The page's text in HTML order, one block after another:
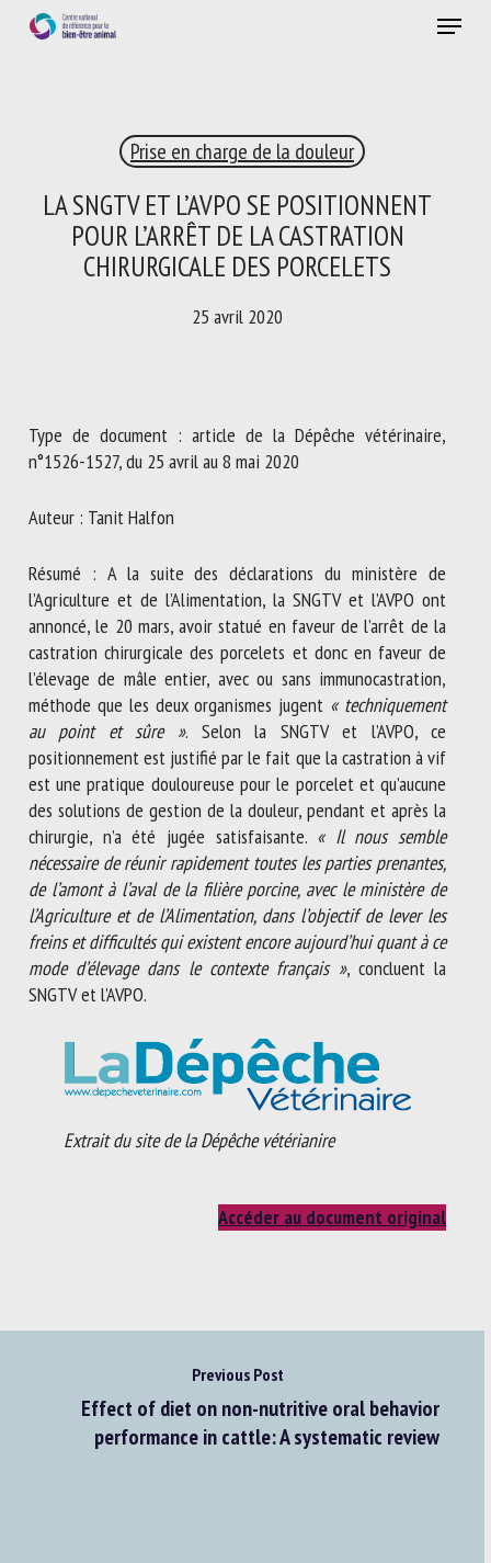
Menu
Prise en charge de la douleur
LA SNGTV ET L’AVPO SE POSITIONNENT
POUR L’ARRÊT DE LA CASTRATION
CHIRURGICALE DES PORCELETS
25 avril 2020
Type de document : article de la Dépêche vétérinaire,
n°1526-1527, du 25 avril au 8 mai 2020
Auteur : Tanit Halfon
Résumé : A la suite des déclarations du ministère de
l’Agriculture et de l’Alimentation, la SNGTV et l’AVPO ont
annoncé, le 20 mars, avoir statué en faveur de l’arrêt de la
castration chirurgicale des porcelets et donc en faveur de
l’élevage de mâle entier, avec ou sans immunocastration,
méthode que les deux organismes jugent « techniquement
au point et sûre ». Selon la SNGTV et l’AVPO, ce
positionnement est justifié par le fait que la castration à vif
est une pratique douloureuse pour le porcelet et qu’aucune
des solutions de gestion de la douleur, pendant et après la
chirurgie, n’a été jugée satisfaisante. « Il nous semble
nécessaire de réunir rapidement toutes les parties prenantes,
de l’amont à l’aval de la filière porcine, avec le ministère de
l’Agriculture et de l’Alimentation, dans l’objectif de lever les
freins et difficultés qui existent encore aujourd’hui quant à ce
mode d’élevage dans le contexte français », concluent la
SNGTV et l’AVPO.
Extrait du site de la Dépêche vétérianire
Accéder au document original
Previous Post
Effect of diet on non-nutritive oral behavior
performance in cattle: A systematic review
RECEVEZ CHAQUE MOIS GRATUITEMENT
ANIMAL
notre newsletter :
Prénom *
Organisme *
E-mail *
En soumettant ce formulaire, j'accepte que les
informations saisies soient utilisées dans le cadre de la
relation avec le CNR BEA. *
Les champs suivis de * sont obligatoires